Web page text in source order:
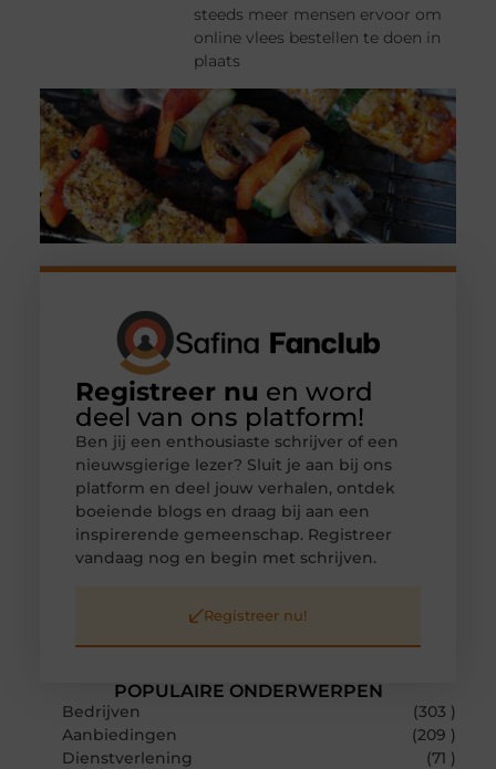
steeds meer mensen ervoor om
online vlees bestellen te doen in
plaats
POPULAIRE ONDERWERPEN
Bedrijven
(303 )
Aanbiedingen
(209 )
Dienstverlening
(71 )
Registreer nu en word
deel van ons platform!
Ben jij een enthousiaste schrijver of een
nieuwsgierige lezer? Sluit je aan bij ons
platform en deel jouw verhalen, ontdek
boeiende blogs en draag bij aan een
inspirerende gemeenschap. Registreer
vandaag nog en begin met schrijven.
Registreer nu!